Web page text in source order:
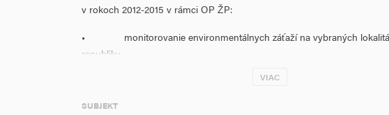
v rokoch 2012-2015 v rámci OP ŽP:
• monitorovanie environmentálnych záťaží na vybraných
republiky,
• prieskum environmentálnych záťaží na vybraných lokalitách
VIAC
SUBJEKT